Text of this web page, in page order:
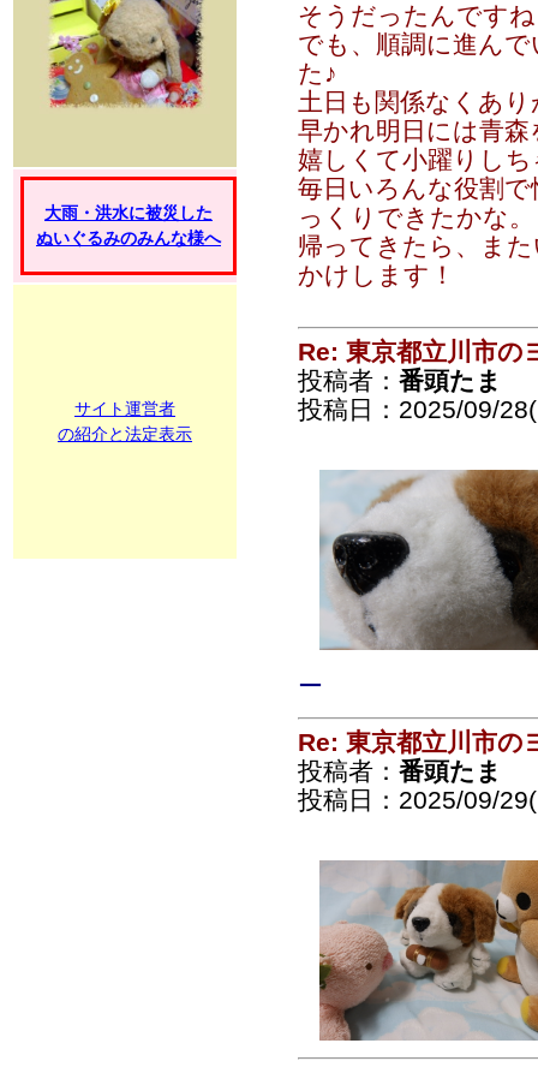
大雨・洪水に被災した
ぬいぐるみのみんな様へ
サイト運営者
の紹介と法定表示
そうだったんです
でも、順調に進ん
た♪
土日も関係なくあ
早かれ明日には青
嬉しくて小躍りし
毎日いろんな役割
っくりできたかな。
帰ってきたら、ま
かけします！
Re: 東京都立川市の
投稿者： 番頭たま
投稿日：2025/09/
ー
Re: 東京都立川市の
投稿者： 番頭たま
投稿日：2025/09/